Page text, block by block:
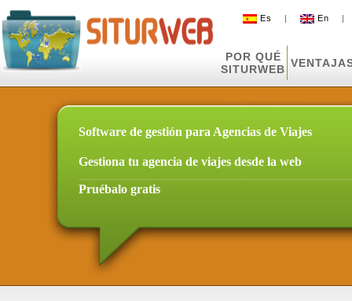
Es | En
POR QUÉ
SITURWEB
Software de gestión para Agencias de Viajes
Gestiona tu agencia de viajes desde la web
Pruébalo gratis